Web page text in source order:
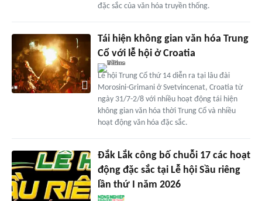
đặc sắc của văn hóa truyền thống.
Tái hiện không gian văn hóa Trung
Cổ với lễ hội ở Croatia
Lễ hội Trung Cổ thứ 14 diễn ra tại lâu đài
Morosini-Grimani ở Svetvincenat, Croatia từ
ngày 31/7-2/8 với nhiều hoạt động tái hiện
không gian văn hóa thời Trung Cổ và nhiều
hoạt động văn hóa đặc sắc.
Đắk Lắk công bố chuỗi 17 các hoạt
động đặc sắc tại Lễ hội Sầu riêng
lần thứ I năm 2026